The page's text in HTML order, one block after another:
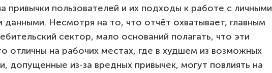
привычки пользователей и их подходы к работе с личными
данными. Несмотря на то, что отчёт охватывает, главным
сектор, мало оснований полагать, что эти
отличны на рабочих местах, где в худшем из возможных
допущенные из-за вредных привычек, могут повлиять на